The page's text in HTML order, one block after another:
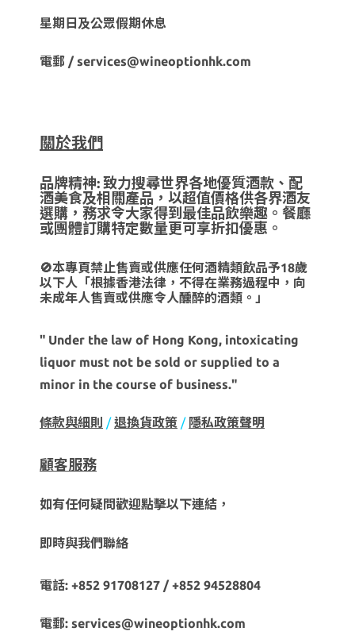
星期日及公眾假期休息
電郵 / services@wineoptionhk.com
關於我們
品牌精神: 致力搜尋世界各地優質酒款、配
酒美食及相關產品，以超值價格供各界酒友
選購，務求令大家得到最佳品飲樂趣。餐廳
或團體訂購特定數量更可享折扣優惠。
🚫本專頁禁止售賣或供應任何酒精類飲品予18歲
以下人「根據香港法律，不得在業務過程中，向
未成年人售賣或供應令人醺醉的酒類。」
" Under the law of Hong Kong, intoxicating
liquor must not be sold or supplied to a
minor in the course of business."
條款與細則 /退換貨政策 / 隱私政策聲明
顧客服務
如有任何疑問歡迎點擊以下連結，
即時與我們聯絡
電話: +852 91708127 / +852 94528804
電郵: services@wineoptionhk.com